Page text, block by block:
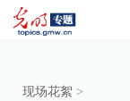
现场花絮 >